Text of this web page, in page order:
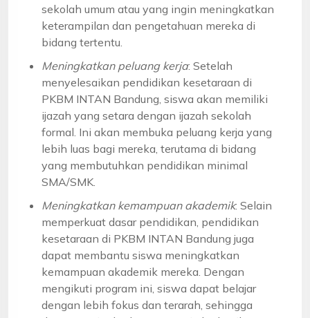
sekolah umum atau yang ingin meningkatkan
keterampilan dan pengetahuan mereka di
bidang tertentu.
Meningkatkan peluang kerja: Setelah
menyelesaikan pendidikan kesetaraan di
PKBM INTAN Bandung, siswa akan memiliki
ijazah yang setara dengan ijazah sekolah
formal. Ini akan membuka peluang kerja yang
lebih luas bagi mereka, terutama di bidang
yang membutuhkan pendidikan minimal
SMA/SMK.
Meningkatkan kemampuan akademik: Selain
memperkuat dasar pendidikan, pendidikan
kesetaraan di PKBM INTAN Bandung juga
dapat membantu siswa meningkatkan
kemampuan akademik mereka. Dengan
mengikuti program ini, siswa dapat belajar
dengan lebih fokus dan terarah, sehingga